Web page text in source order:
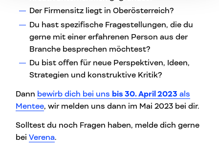
Der Firmensitz liegt in Oberösterreich?
Du hast spezifische Fragestellungen, die du
gerne mit einer erfahrenen Person aus der
Branche besprechen möchtest?
Du bist offen für neue Perspektiven, Ideen,
Strategien und konstruktive Kritik?
Dann bewirb dich bei uns bis 30. April 2023 als
Mentee, wir melden uns dann im Mai 2023 bei dir.
Solltest du noch Fragen haben, melde dich gerne
bei Verena.